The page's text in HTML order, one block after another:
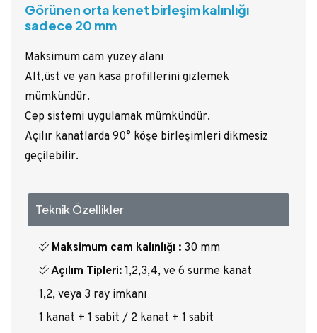
Görünen orta kenet birleşim kalınlığı
sadece 20 mm
Maksimum cam yüzey alanı
Alt,üst ve yan kasa profillerini gizlemek
mümkündür.
Cep sistemi uygulamak mümkündür.
Açılır kanatlarda 90° köşe birleşimleri dikmesiz
geçilebilir.
Teknik Özellikler
Maksimum cam kalınlığı : 30 mm
Açılım Tipleri: 1,2,3,4, ve 6 sürme kanat
1,2, veya 3 ray imkanı
1 kanat + 1 sabit / 2 kanat + 1 sabit